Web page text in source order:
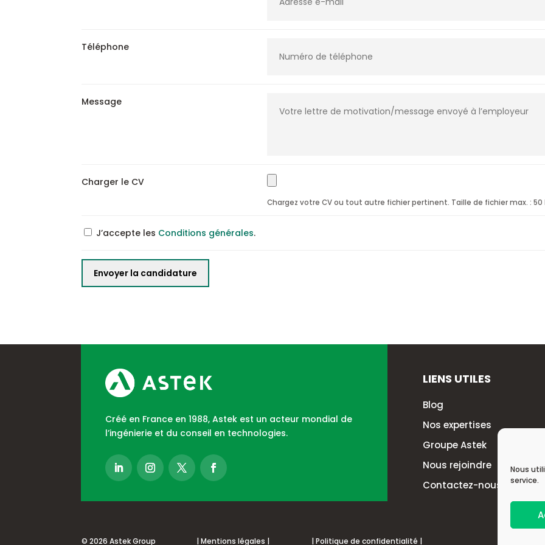
Nous
service.
Téléphone
Message
Charger le CV
Chargez votre CV ou tout autre fichier pertinent. Taille de fichier max. : 50
J’accepte les Conditions générales.
Créé en France en 1988, Astek est un acteur mondial de
l’ingénierie et du conseil en technologies.
LIENS UTILES
Blog
Nos expertises
Groupe Astek
Nous rejoindre
Contactez-nous
© 2026 Astek Group | Mentions légales | | Politique de confidentialité |